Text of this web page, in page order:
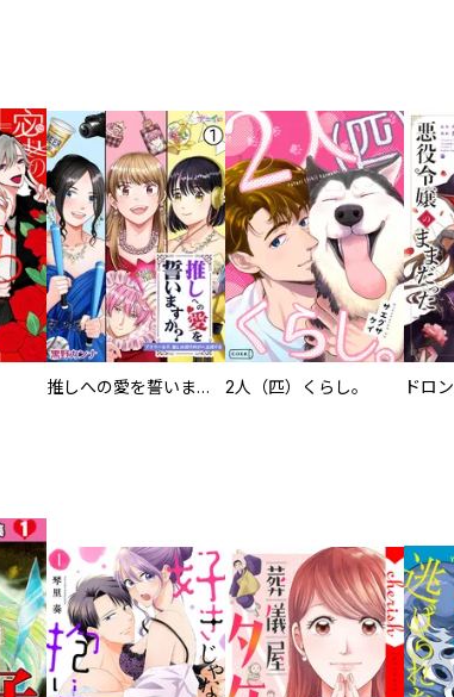
推しへの愛を誓いますか？～アラサー女子、推しは逃げぬが人生逃げる～ 2人（匹）くらし。